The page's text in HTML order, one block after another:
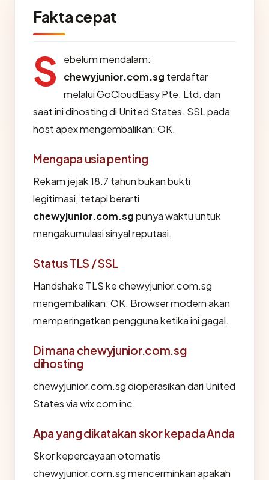
Fakta cepat
S
ebelum mendalam:
chewyjunior.com.sg terdaftar
melalui GoCloudEasy Pte. Ltd. dan
saat ini dihosting di United States. SSL pada
host apex mengembalikan: OK.
Mengapa usia penting
Rekam jejak 18.7 tahun bukan bukti
legitimasi, tetapi berarti
chewyjunior.com.sgpunya waktu untuk
mengakumulasi sinyal reputasi.
Status TLS / SSL
Handshake TLS ke chewyjunior.com.sg
mengembalikan: OK. Browser modern akan
memperingatkan pengguna ketika ini gagal.
Di mana chewyjunior.com.sg
dihosting
chewyjunior.com.sg dioperasikan dari United
States via wix com inc.
Apa yang dikatakan skor kepada Anda
Skor kepercayaan otomatis
chewyjunior.com.sg mencerminkan apakah